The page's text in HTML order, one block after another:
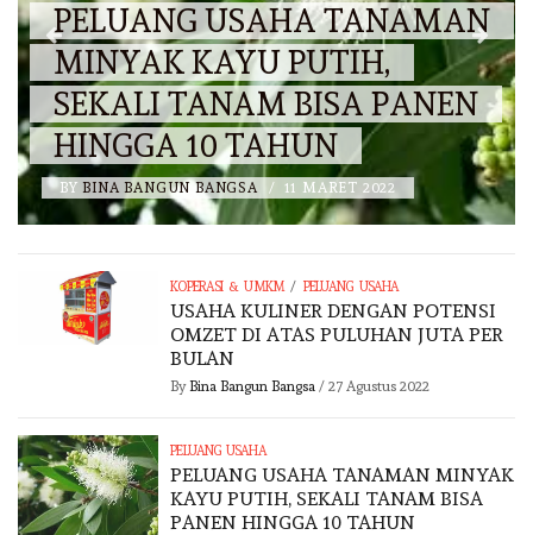
PELUANG USAHA TANAMAN
MINYAK KAYU PUTIH,
SEKALI TANAM BISA PANEN
HINGGA 10 TAHUN
BY BINA BANGUN BANGSA / 11 MARET 2022
KOPERASI & UMKM / PELUANG USAHA
USAHA KULINER DENGAN POTENSI
OMZET DI ATAS PULUHAN JUTA PER
BULAN
By Bina Bangun Bangsa / 27 Agustus 2022
PELUANG USAHA
PELUANG USAHA TANAMAN MINYAK
KAYU PUTIH, SEKALI TANAM BISA
PANEN HINGGA 10 TAHUN